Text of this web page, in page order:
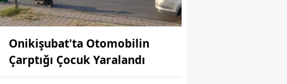
Onikişubat'ta Otomobilin
Çarptığı Çocuk Yaralandı